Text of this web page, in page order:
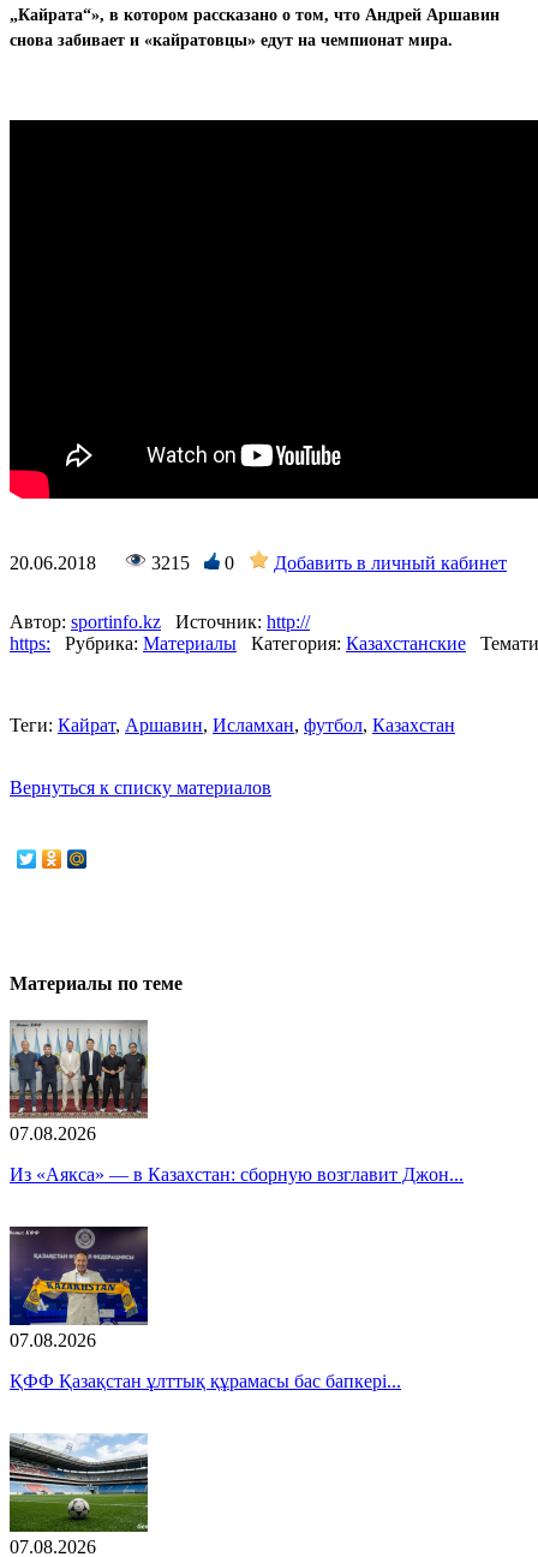
„Кайрата“», в котором рассказано о том, что Андрей Аршавин
снова забивает и «кайратовцы» едут на чемпионат мира.
20.06.2018 3215 0 Добавить в личный кабинет
Автор: sportinfo.kz Источник: http://
https:
Рубрика: Материалы Категория: Казахстанские
Теги: Кайрат, Аршавин, Исламхан, футбол, Казахстан
Вернуться к списку материалов
Материалы по теме
07.08.2026
Из «Аякса» — в Казахстан: сборную возглавит Джон...
07.08.2026
ҚФФ Қазақстан ұлттық құрамасы бас бапкері...
07.08.2026